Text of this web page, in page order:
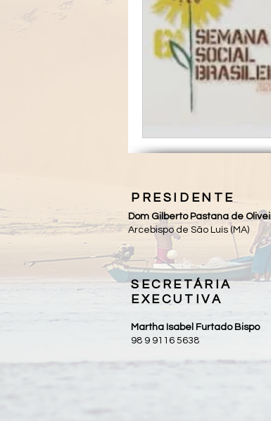
PRESIDENTE
Dom Gilberto Pastana de
Arcebispo de São Luís (MA)
SECRETÁRIA
EXECUTIVA
Martha Isabel Furtado Bispo
98 9 9116 5638